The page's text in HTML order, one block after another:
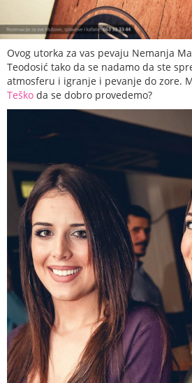
Ovog utorka za vas pevaju Nemanja
Teodosić tako da se nadamo da ste
atmosferu i igranje i pevanje do zore.
Teško da se dobro provedemo?